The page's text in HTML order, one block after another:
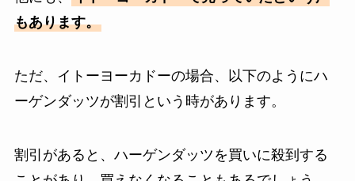
もあります。
ただ、イトーヨーカドーの場合、以下のようにハ
ーゲンダッツが割引という時があります。
割引があると、ハーゲンダッツを買いに殺到する